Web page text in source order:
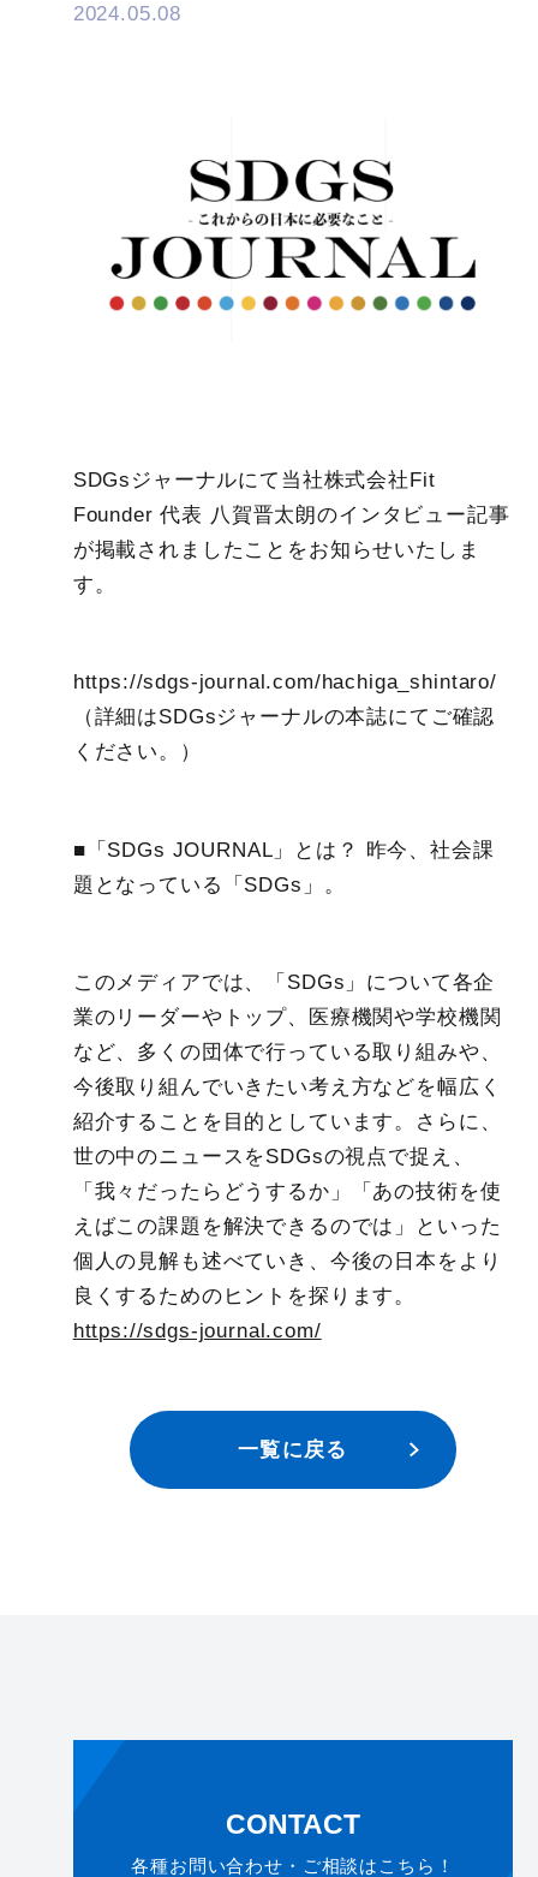
2024.05.08
SDGsジャーナルにて当社株式会社Fit
Founder 代表 八賀晋太朗のインタビュー記事
が掲載されましたことをお知らせいたしま
す。
https://sdgs-journal.com/hachiga_shintaro/
（詳細はSDGsジャーナルの本誌にてご確認
ください。）
■「SDGs JOURNAL」とは？ 昨今、社会課
題となっている「SDGs」。
このメディアでは、「SDGs」について各企
業のリーダーやトップ、医療機関や学校機関
など、多くの団体で行っている取り組みや、
今後取り組んでいきたい考え方などを幅広く
紹介することを目的としています。さらに、
世の中のニュースをSDGsの視点で捉え、
「我々だったらどうするか」「あの技術を使
えばこの課題を解決できるのでは」といった
個人の見解も述べていき、今後の日本をより
良くするためのヒントを探ります。
https://sdgs-journal.com/
一覧に戻る
CONTACT
各種お問い合わせ・ご相談はこちら！